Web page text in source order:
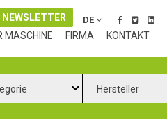
NEWSLETTER DE
MASCHINE FIRMA KONTAKT
Hersteller